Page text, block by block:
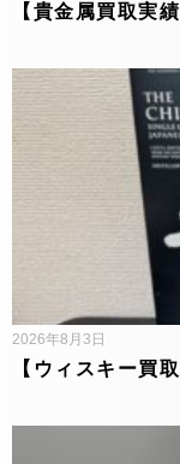
【貴金属買取実
【ウィスキー買
2026年8月3日